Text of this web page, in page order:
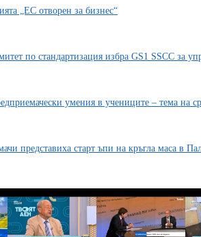
„ЕС отворен за бизнес“
по стандартизация избра GS1 SSCC за
умения в учениците – тема на
представиха старт ъпи на кръгла маса в